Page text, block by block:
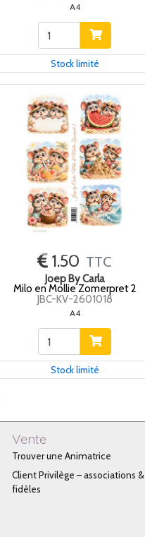
A4
Stock limité
1.50 TTC
Joep By Carla
Milo en Mollie Zomerpret 2
JBC-KV-2601018
A4
Stock limité
Vente
Trouver une Animatrice
Client Privilège – associations &
fidèles